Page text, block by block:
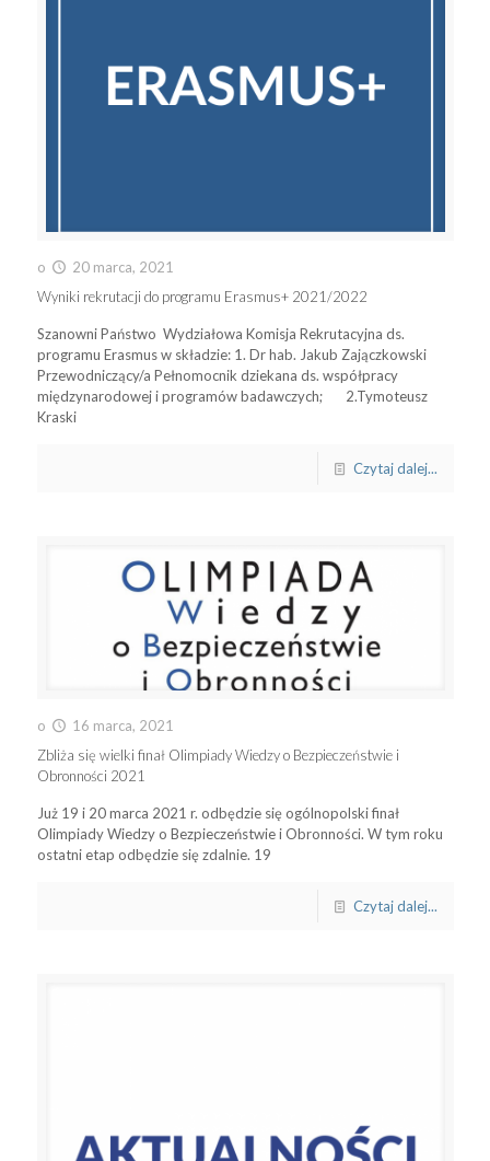
o
20 marca, 2021
Wyniki rekrutacji do programu Erasmus+ 2021/2022
Szanowni Państwo Wydziałowa Komisja Rekrutacyjna ds.
programu Erasmus w składzie: 1. Dr hab. Jakub Zajączkowski
Przewodniczący/a Pełnomocnik dziekana ds. współpracy
międzynarodowej i programów badawczych; 2.Tymoteusz
Kraski
Czytaj dalej...
o
16 marca, 2021
Zbliża się wielki finał Olimpiady Wiedzy o Bezpieczeństwie i
Obronności 2021
Już 19 i 20 marca 2021 r. odbędzie się ogólnopolski finał
Olimpiady Wiedzy o Bezpieczeństwie i Obronności. W tym roku
ostatni etap odbędzie się zdalnie. 19
Czytaj dalej...